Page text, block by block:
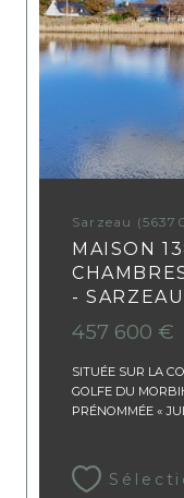
Sarzeau
MAISON
- SARZEAU
457 600 €
SITUÉE SUR LA
GOLFE DU
PRÉNOMMÉE «